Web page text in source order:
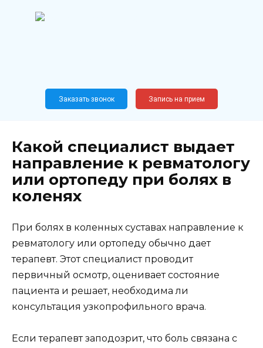
Новослободская, 62, к12
Заказать звонок Запись на прием
Какой специалист выдает
направление к ревматологу
или ортопеду при болях в
коленях
При болях в коленных суставах направление к
ревматологу или ортопеду обычно дает
терапевт. Этот специалист проводит
первичный осмотр, оценивает состояние
пациента и решает, необходима ли
консультация узкопрофильного врача.
Если терапевт заподозрит, что боль связана с